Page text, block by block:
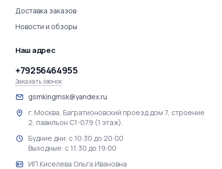
Доставка заказов
Новости и обзоры
Наш адрес
+79256464955
Заказать звонок
gsmkingmsk@yandex.ru
г. Москва, Багратионовский проезд дом 7, строение
2, павильон С1-079 (1 этаж).
Будние дни: с 10:30 до 20:00
Выходные: с 11:30 до 19:00
ИП Киселева Ольга Ивановна